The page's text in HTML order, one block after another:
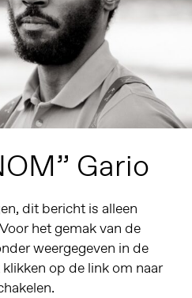
Gario
dit bericht is alleen
het gemak van de
weergegeven in de
op de link om naar